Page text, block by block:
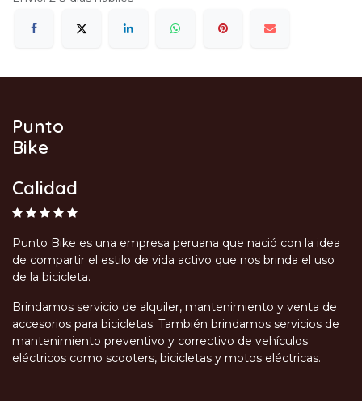
Punto
Bike
Calidad
Punto Bike es una empresa peruana que nació con la idea
de compartir el estilo de vida activo que nos brinda el uso
de la bicicleta.
Brindamos servicio de alquiler, mantenimiento y venta de
accesorios para bicicletas. También brindamos servicios de
mantenimiento preventivo y correctivo de vehículos
eléctricos como scooters, bicicletas y motos eléctricas.